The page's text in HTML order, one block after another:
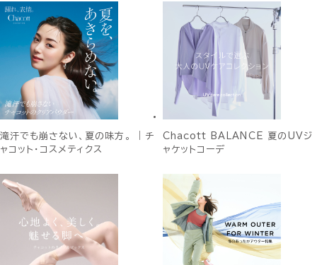
滝汗でも崩さない、夏の味方。 ｜チ
ャコット・コスメティクス
Chacott BALANCE 夏のUVジ
ャケットコーデ